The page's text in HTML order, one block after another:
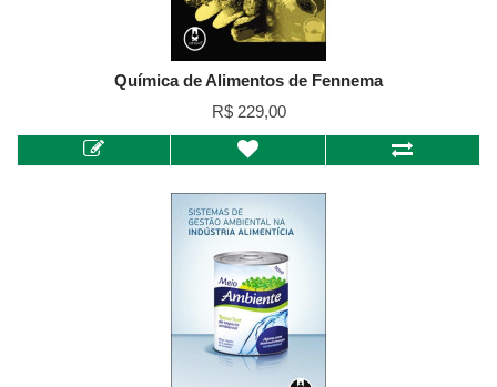
Química de Alimentos de Fennema
R$ 229,00